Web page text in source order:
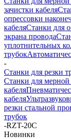
зачистки кабеля
опрессовки
кабеляСтанки для
экрана провода
уплотнительных
трубок
-
Станки для резки
Станки для мерной
кабеля
кабеля
резки стальной
трубок
-RZT-20C
Новинки